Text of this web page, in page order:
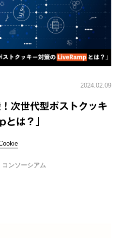
2024.02.09
次世代型ポストクッキ
は？」
ンソーシアム